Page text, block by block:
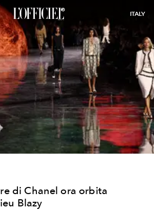
ITALY
di Chanel ora orbita
Blazy